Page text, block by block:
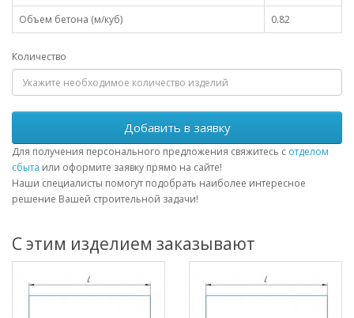
Объем бетона (м/куб)
0.82
Количество
Добавить в заявку
Для получения персонального предложения свяжитесь с отделом
сбыта или оформите заявку прямо на сайте!
Наши специалисты помогут подобрать наиболее интересное
решение Вашей строительной задачи!
С этим изделием заказывают